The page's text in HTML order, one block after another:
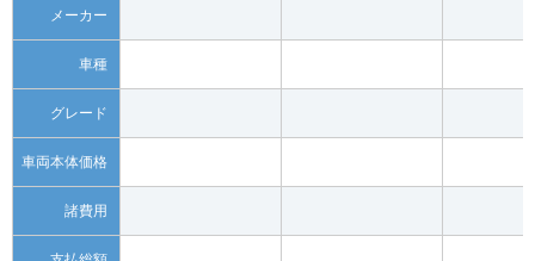
メーカー
車種
グレード
車両本体価格
諸費用